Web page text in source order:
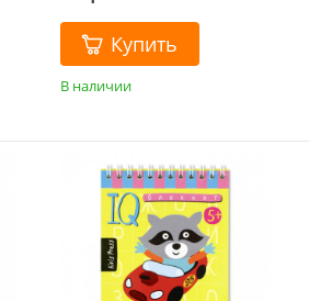
Купить
В наличии